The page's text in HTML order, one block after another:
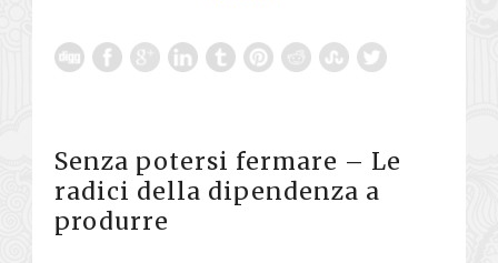
Senza potersi fermare – Le
radici della dipendenza a
produrre